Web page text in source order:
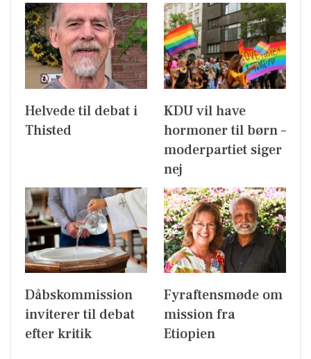
Helvede til debat i
Thisted
KDU vil have
hormoner til børn –
moderpartiet siger
nej
Dåbskommission
inviterer til debat
efter kritik
Fyraftensmøde om
mission fra
Etiopien